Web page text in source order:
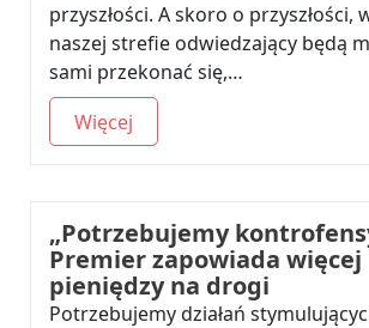
przyszłości. A skoro o przyszłości,
naszej strefie odwiedzający będą
sami przekonać się,…
Więcej
„Potrzebujemy
Premier zapowiada więcej
pieniędzy na drogi
Potrzebujemy działań